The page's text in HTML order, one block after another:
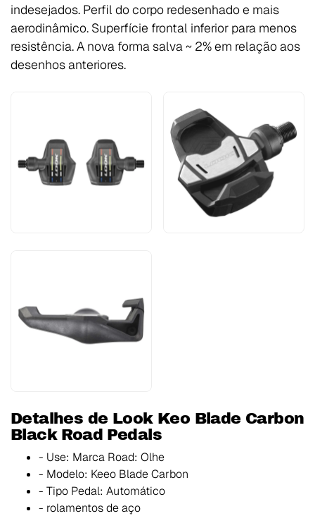
indesejados. Perfil do corpo redesenhado e mais
aerodinâmico. Superfície frontal inferior para menos
resistência. A nova forma salva ~ 2% em relação aos
desenhos anteriores.
Detalhes de Look Keo Blade Carbon
Black Road Pedals
- Use: Marca Road: Olhe
- Modelo: Keeo Blade Carbon
- Tipo Pedal: Automático
- rolamentos de aço